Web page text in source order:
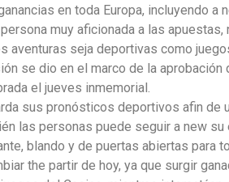
en toda Europa, incluyendo
muy aficionada a las
aventuras seja deportivas como
se dio en el marco de la
el jueves inmemorial.
sus pronósticos deportivos afin de
las personas puede seguir a new
blando y de puertas abiertas para
the partir de hoy, ya que surgir